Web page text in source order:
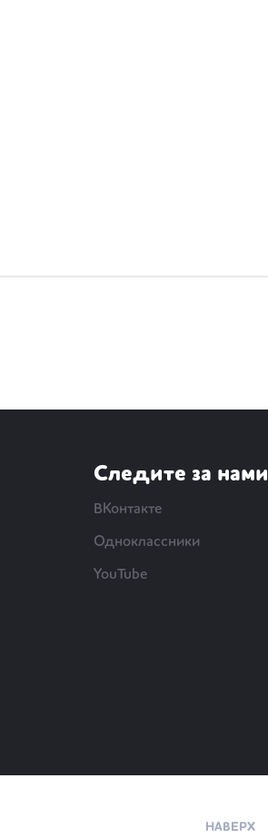
Следите за нами
ВКонтакте
Одноклассники
YouTube
НАВЕРХ